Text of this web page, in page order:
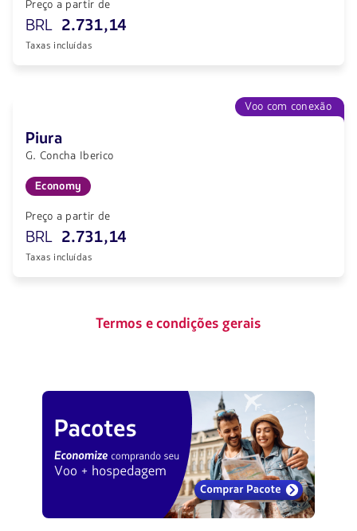
Preço a partir de
BRL 2.731,14
Taxas incluídas
Voo com conexão
Piura
G. Concha Iberico
Economy
Preço a partir de
BRL 2.731,14
Taxas incluídas
Termos e condições gerais